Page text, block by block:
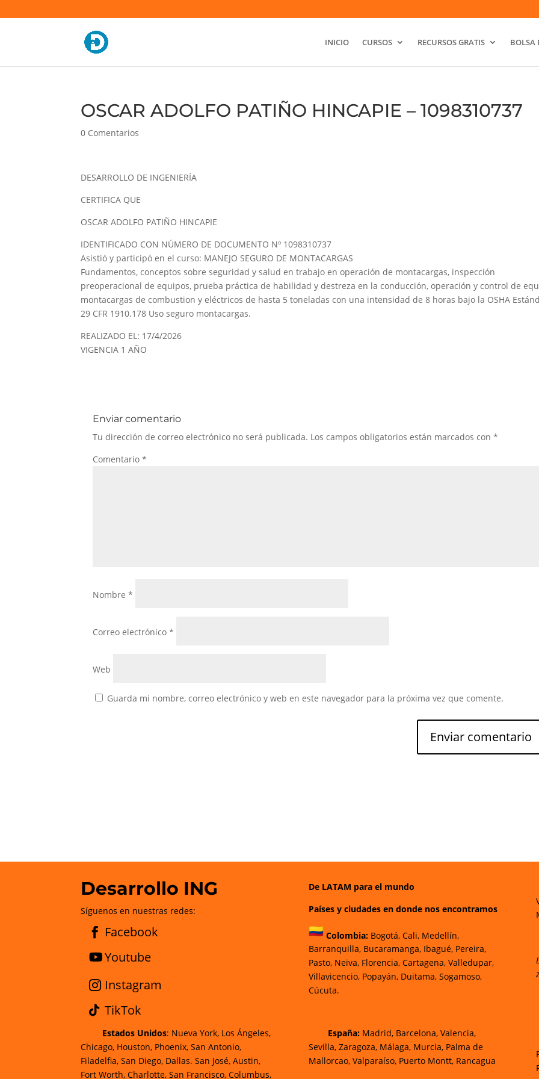
INICIO CURSOS RECURSOS GRATIS BOLSA
OSCAR ADOLFO PATIÑO HINCAPIE – 1098310737
0 Comentarios
DESARROLLO DE INGENIERÍA
CERTIFICA QUE
OSCAR ADOLFO PATIÑO HINCAPIE
IDENTIFICADO CON NÚMERO DE DOCUMENTO Nº 1098310737
Asistió y participó en el curso: MANEJO SEGURO DE MONTACARGAS
Fundamentos, conceptos sobre seguridad y salud en trabajo en operación de montacargas, inspección
preoperacional de equipos, prueba práctica de habilidad y destreza en la conducción, operación y control de
montacargas de combustion y eléctricos de hasta 5 toneladas con una intensidad de 8 horas bajo la OSHA
29 CFR 1910.178 Uso seguro montacargas.
REALIZADO EL: 17/4/2026
VIGENCIA 1 AÑO
Enviar comentario
Tu dirección de correo electrónico no será publicada. Los campos obligatorios están marcados con*
Comentario*
Nombre*
Correo electrónico*
Web
Guarda mi nombre, correo electrónico y web en este navegador para la próxima vez que comente.
Desarrollo ING
Síguenos en nuestras redes:
Facebook
Youtube
Instagram
TikTok
De LATAM para el mundo
Países y ciudades en donde nos encontramos
Colombia: Bogotá,Cali, Medellín,
Barranquilla,Bucaramanga,Ibagué,Pereira,
Pasto, Neiva, Florencia, Cartagena, Valledupar,
Villavicencio,Popayán, Duitama, Sogamoso,
Cúcuta.
Estados Unidos: Nueva York, Los Ángeles,
Chicago, Houston, Phoenix, San Antonio,
Filadelfia, San Diego, Dallas. San José, Austin,
Fort Worth, Charlotte, San Francisco, Columbus,
España: Madrid, Barcelona, Valencia,
Sevilla, Zaragoza, Málaga, Murcia, Palma de
Mallorcao, Valparaíso, Puerto Montt, Rancagua